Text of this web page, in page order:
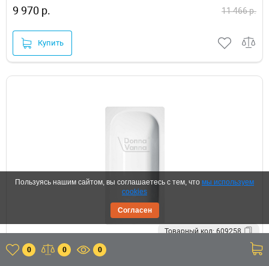
9 970 р. 11 466 р.
Купить
Товарный код: 609258
Стальная ванна ВИЗ Donna Vanna 140x70 DV-45901
0 0 0
Пользуясь нашим сайтом, вы соглашаетесь с тем, что мы используем
cookies
Согласен